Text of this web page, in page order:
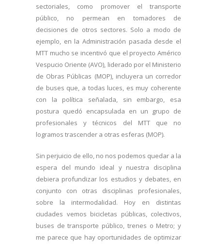
sectoriales, como promover el transporte
público, no permean en tomadores de
decisiones de otros sectores. Solo a modo de
ejemplo, en la Administración pasada desde el
MTT mucho se incentivó que el proyecto Américo
Vespucio Oriente (AVO), liderado por el Ministerio
de Obras Públicas (MOP), incluyera un corredor
de buses que, a todas luces, es muy coherente
con la política señalada, sin embargo, esa
postura quedó encapsulada en un grupo de
profesionales y técnicos del MTT que no
logramos trascender a otras esferas (MOP).
Sin perjuicio de ello, no nos podemos quedar a la
espera del mundo ideal y nuestra disciplina
debiera profundizar los estudios y debates, en
conjunto con otras disciplinas profesionales,
sobre la intermodalidad. Hoy en distintas
ciudades vemos bicicletas públicas, colectivos,
buses de transporte público, trenes o Metro; y
me parece que hay oportunidades de optimizar